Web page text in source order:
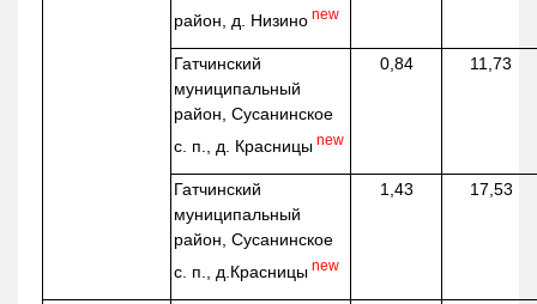
район, д. Низино new
Гатчинский
муниципальный
район, Сусанинское
с. п., д. Красницы new
0,84 11,73
Гатчинский
муниципальный
район, Сусанинское
с. п., д.Красницы new
1,43 17,53